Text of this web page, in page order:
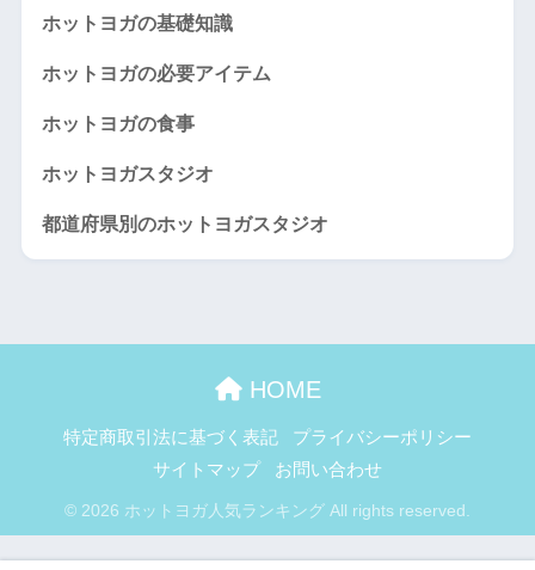
ホットヨガの基礎知識
ホットヨガの必要アイテム
ホットヨガの食事
ホットヨガスタジオ
都道府県別のホットヨガスタジオ
HOME
特定商取引法に基づく表記
プライバシーポリシー
サイトマップ
お問い合わせ
© 2026 ホットヨガ人気ランキング All rights reserved.